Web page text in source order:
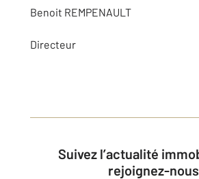
Benoit REMPENAULT
Directeur
Suivez l’actualité immobilière et
rejoignez-nous